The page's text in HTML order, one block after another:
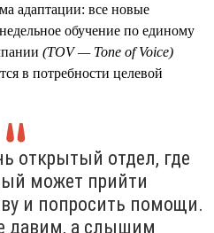
адаптации: все новые
обучение по единому
(TOV — Tone of Voice)
в потребности целевой
открытый отдел, где
может прийти
и попросить помощи.
давим, а слышим